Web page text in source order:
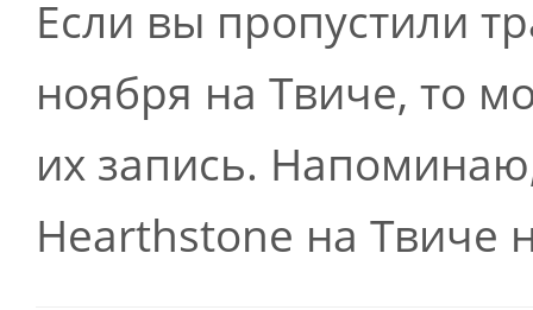
Если вы пропустили
ноября на Твиче, то
их запись.
Hearthstone на Твиче